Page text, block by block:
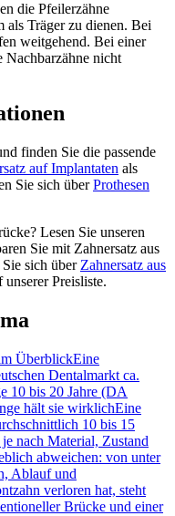
die Pfeilerzähne
als Träger zu dienen. Bei
weitgehend. Bei einer
Nachbarzähne nicht
finden Sie die passende
auf Implantaten als
Sie sich überProthesen
Lesen Sie unseren
Sie mit Zahnersatz aus
sich über Zahnersatz aus
Preisliste.
ÜberblickEine
Dentalmarkt ca.
10 bis 20 Jahre (DA
hält sie wirklichEine
10 bis 15
nach Material, Zustand
abweichen: von unter
Ablauf und
verloren hat, steht
Brücke und einer